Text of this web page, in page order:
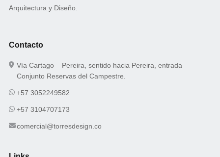
Arquitectura y Diseño.
Contacto
Vía Cartago – Pereira, sentido hacia Pereira, entrada
Conjunto Reservas del Campestre.
+57 3052249582
+57 3104707173
comercial@torresdesign.co